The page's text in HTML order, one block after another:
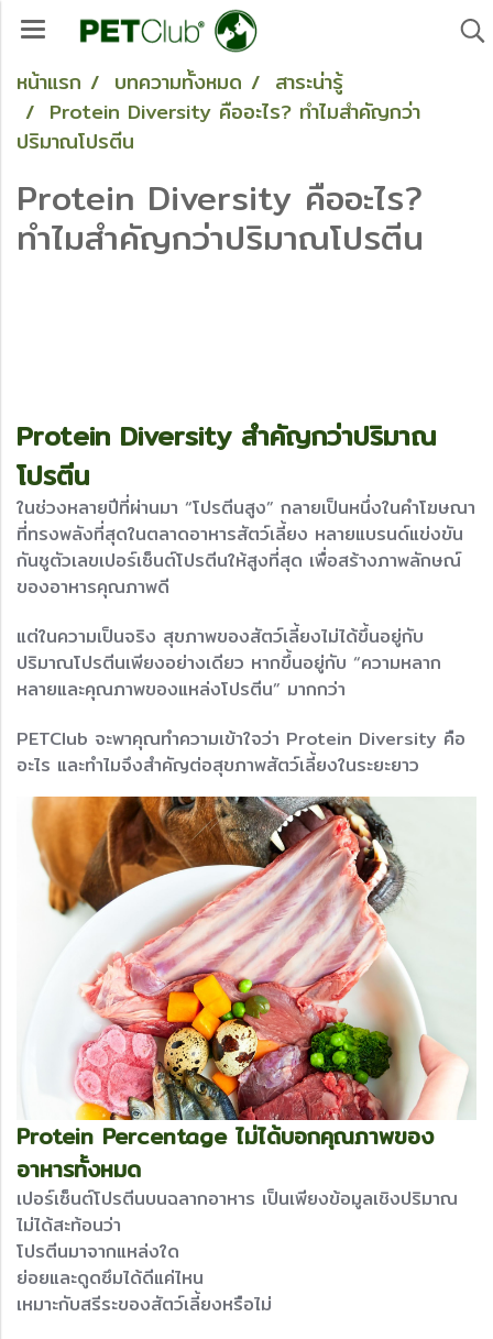
หน้าแรก บทความทั้งหมด
สาระน่ารู้
Protein Diversity คืออะไร? ทำไมสำคัญกว่า
ปริมาณโปรตีน
Protein Diversity คืออะไร?
ทำไมสำคัญกว่าปริมาณโปรตีน
Protein Diversity สำคัญกว่าปริมาณ
โปรตีน
ในช่วงหลายปีที่ผ่านมา “โปรตีนสูง” กลายเป็นหนึ่งในคำโฆษณา
ที่ทรงพลังที่สุดในตลาดอาหารสัตว์เลี้ยง หลายแบรนด์แข่งขัน
กันชูตัวเลขเปอร์เซ็นต์โปรตีนให้สูงที่สุด เพื่อสร้างภาพลักษณ์
ของอาหารคุณภาพดี
แต่ในความเป็นจริง สุขภาพของสัตว์เลี้ยงไม่ได้ขึ้นอยู่กับ
ปริมาณโปรตีนเพียงอย่างเดียว หากขึ้นอยู่กับ “ความหลาก
หลายและคุณภาพของแหล่งโปรตีน” มากกว่า
PETClub จะพาคุณทำความเข้าใจว่า Protein Diversity คือ
อะไร และทำไมจึงสำคัญต่อสุขภาพสัตว์เลี้ยงในระยะยาว
Protein Percentage ไม่ได้บอกคุณภาพของ
อาหารทั้งหมด
เปอร์เซ็นต์โปรตีนบนฉลากอาหาร เป็นเพียงข้อมูลเชิงปริมาณ
ไม่ได้สะท้อนว่า
โปรตีนมาจากแหล่งใด
ย่อยและดูดซึมได้ดีแค่ไหน
เหมาะกับสรีระของสัตว์เลี้ยงหรือไม่